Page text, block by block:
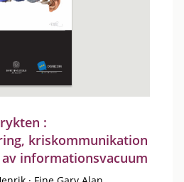
:
kriskommunikation
informationsvacuum